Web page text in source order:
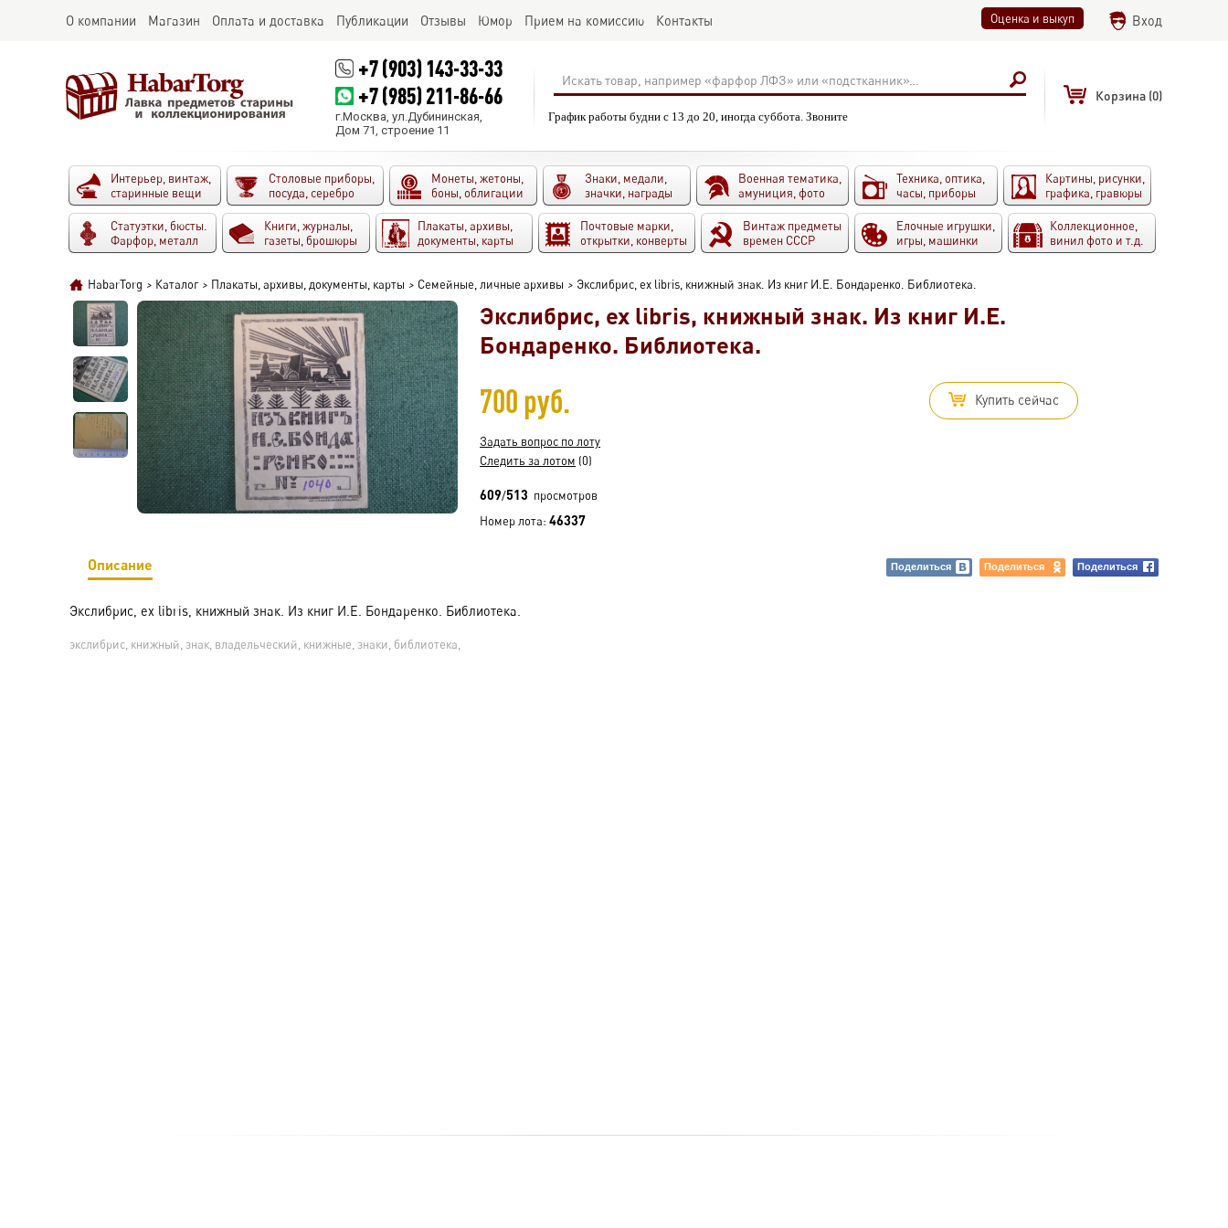
О компании Магазин Оплата и доставка Публикации Отзывы Юмор Прием на комиссию Контакты Оценка и выкуп Вход
+7 (903) 143-33-33
+7 (985) 211-86-66
г.Москва, ул.Дубининская,
Дом 71, строение 11
График работы будни с 13 до 20, иногда суббота. Звоните
Корзина (0)
Интерьер, винтаж,
старинные вещи
Столовые приборы,
посуда, серебро
Монеты, жетоны,
боны, облигации
Знаки, медали,
значки, награды
Военная тематика,
амуниция, фото
Техника, оптика,
часы, приборы
Картины, рисунки,
графика, гравюры
Статуэтки, бюсты.
Фарфор, металл
Книги, журналы,
газеты, брошюры
Плакаты, архивы,
документы, карты
Почтовые марки,
открытки, конверты
Винтаж предметы
времен СССР
Елочные игрушки,
игры, машинки
Коллекционное,
винил фото и т.д.
HabarTorg > Каталог > Плакаты, архивы, документы, карты > Семейные, личные архивы > Экслибрис, ex libris, книжный знак. Из книг И.Е. Бондаренко. Библиотека.
Экслибрис, ex libris, книжный знак. Из книг И.Е.
Бондаренко. Библиотека.
700 руб. Купить сейчас
Задать вопрос по лоту
Следить за лотом (0)
609/513 просмотров
Номер лота:46337
Описание Поделиться Поделиться Поделиться
Экслибрис, ex libris, книжный знак. Из книг И.Е. Бондаренко. Библиотека.
экслибрис, книжный, знак, владельческий, книжные, знаки, библиотека,